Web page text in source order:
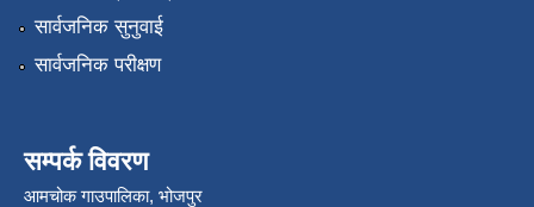
सार्वजनिक सुनुवाई
सार्वजनिक परीक्षण
सम्पर्क विवरण
आमचोक गाउपालिका, भोजपुर